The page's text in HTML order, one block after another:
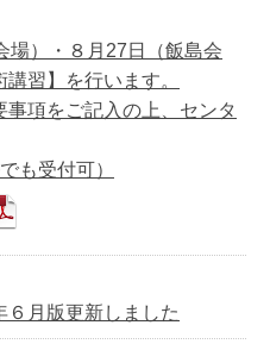
場）・８月27日（飯島会
習】を行います。
項をご記入の上、センタ
も受付可）
月版更新しました